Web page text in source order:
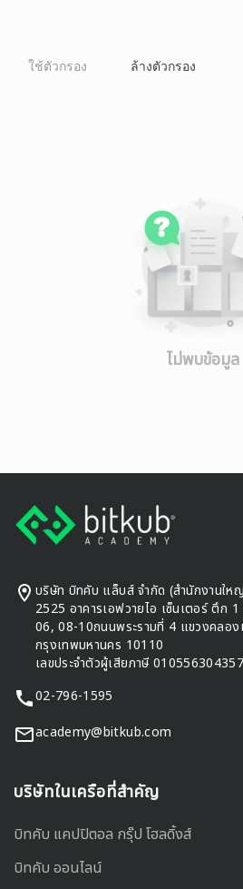
ใช้ตัวกรอง ล้างตัวกรอง
ไม่พบข้อมูล
บริษัท บิทคับ แล็บส์ จำกัด (สำนักงานให
2525 อาคารเอฟวายไอ เซ็นเตอร์ ตึก
06, 08-10ถนนพระรามที่ 4 แขวงคลอง
กรุงเทพมหานคร 10110
เลขประจำตัวผู้เสียภาษี
02-796-1595
academy@bitkub.com
บริษัทในเครือที่สำคัญ
บิทคับ แคปปิตอล กรุ๊ป โฮลดิ้งส์
บิทคับ ออนไลน์